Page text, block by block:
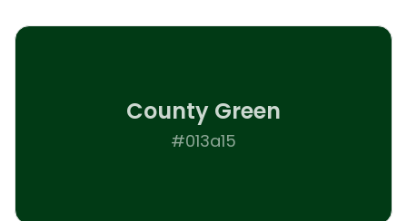
County Green
#013a15